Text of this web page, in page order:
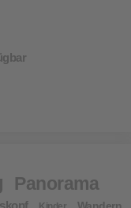
Panorama
Wandern